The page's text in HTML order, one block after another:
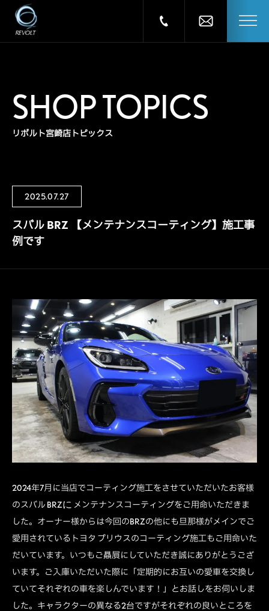
SHOP TOPICS
リボルト宮崎店トピックス
2025.07.27
スバル BRZ 【メンテナンスコーティング】施工事
例です
2024年7月に当店でコーティング施工をさせていただいたお客様
のスバル BRZに メンテナンスコーティングをご用命いただきま
した。オーナー様からは今回のBRZの他にも旦那様がメインでご
愛用されているトヨタ プリウスのコーティング施工もご用命いた
だいています。いつもご贔屓にしていただき誠にありがとうござ
います。ご入庫いただいた際に「定期的にお互いの愛車を交換し
ていてそれぞれの車を楽しんでいます！」とお話しをお伺いしま
した。キャラクターの異なる2台ですがそれぞれの良いところを